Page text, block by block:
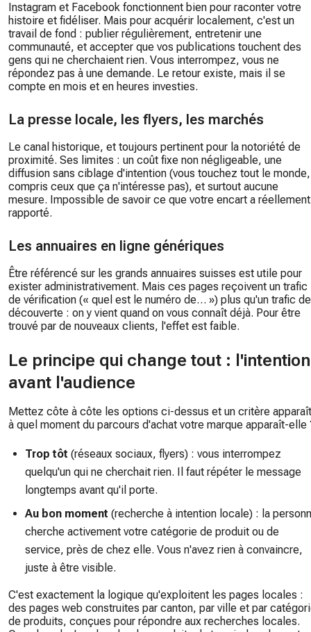
Instagram et Facebook fonctionnent bien pour raconter votre
histoire et fidéliser. Mais pour acquérir localement, c'est un
travail de fond : publier régulièrement, entretenir une
communauté, et accepter que vos publications touchent des
gens qui ne cherchaient rien. Vous interrompez, vous ne
répondez pas à une demande. Le retour existe, mais il se
compte en mois et en heures investies.
La presse locale, les flyers, les marchés
Le canal historique, et toujours pertinent pour la notoriété de
proximité. Ses limites : un coût fixe non négligeable, une
diffusion sans ciblage d'intention (vous touchez tout le
compris ceux que ça n'intéresse pas), et surtout aucune
mesure. Impossible de savoir ce que votre encart a réellement
rapporté.
Les annuaires en ligne génériques
Être référencé sur les grands annuaires suisses est utile pour
exister administrativement. Mais ces pages reçoivent un trafic
de vérification (« quel est le numéro de… ») plus qu'un trafic de
découverte : on y vient quand on vous connaît déjà. Pour être
trouvé par de nouveaux clients, l'effet est faible.
Le principe qui change tout : l'intention
avant l'audience
Mettez côte à côte les options ci-dessus et un critère
à quel moment du parcours d'achat votre marque apparaît-elle
Trop tôt (réseaux sociaux, flyers) : vous interrompez
quelqu'un qui ne cherchait rien. Il faut répéter le message
longtemps avant qu'il porte.
Au bon moment (recherche à intention locale) : la
cherche activement votre catégorie de produit ou de
service, près de chez elle. Vous n'avez rien à convaincre,
juste à être visible.
C'est exactement la logique qu'exploitent les pages locales :
des pages web construites par canton, par ville et par
de produits, conçues pour répondre aux recherches locales.